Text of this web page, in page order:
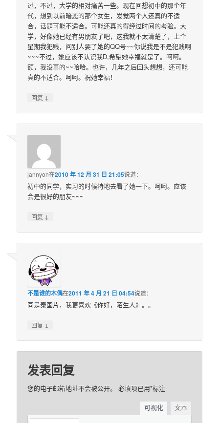
过，不过，大学的相对痛苦一些。现在回想初中的那个年
代，想到以前暗恋的那个女生，发觉两个人还真的不适
合，话题可能不适合。可能还真的得经过时间的考验。大
学，好像她已经有男朋友了吧，这我就不太清楚了，上个
星期我犯贱，问别人要了她的QQ号~~你说我是不是犯贱啊
~~~不过，她应该不认识我D,希望她幸福就是了。呵呵。
额，我没事的~~哈哈。也许，几年之后回头想想，还可能
真的不适合。呵呵。祝她幸福！
回复 ↓
jannyon在2010 年 12 月 31 日 21:05说道：
初中的同学，实习的时候特地去看了她一下。呵呵。应该
会是很好的朋友~~~
回复 ↓
不是谁的木偶在2011 年 4 月 21 日 04:54说道：
同是泰国片，我更喜欢《你好，陌生人》。。
回复 ↓
发表回复
您的电子邮箱地址不会被公开。 必填项已用*标注
可视化 文本